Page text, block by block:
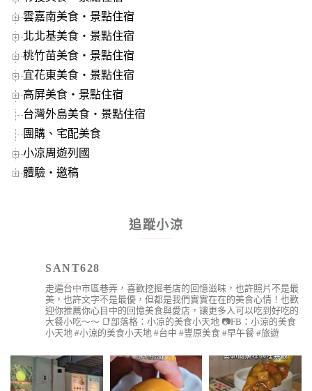
雲嘉南美食‧景點住宿
北北基美食‧景點住宿
桃竹苗美食‧景點住宿
宜花東美食‧景點住宿
高屏美食‧景點住宿
台灣外島美食‧景點住宿
團購、宅配美食
小凉周遊列國
體驗‧邀稿
追蹤小涼
SANT628
走遍台中市區巷弄，喜歡挖掘老店的回憶滋味，也許照片不是最
美，也許文字不是最優，但都是我們實實在在的美食心情！也歡
迎你推薦你心目中的回憶美食與愛店，讓更多人可以吃到好吃的
大餐小吃～～ 📑部落格：小凉的美食小天地 📷FB：小涼的美食
小天地 #小涼的美食小天地 #台中 #豐原美食 #早午餐 #旅遊